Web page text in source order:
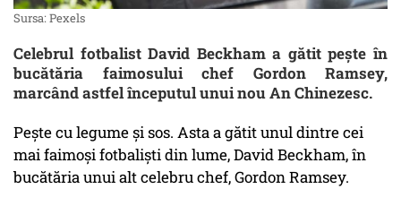
Sursa: Pexels
Celebrul fotbalist David Beckham a gătit pește în
bucătăria faimosului chef Gordon Ramsey,
marcând astfel începutul unui nou An Chinezesc.
Pește cu legume și sos. Asta a gătit unul dintre cei
mai faimoși fotbaliști din lume, David Beckham, în
bucătăria unui alt celebru chef, Gordon Ramsey.